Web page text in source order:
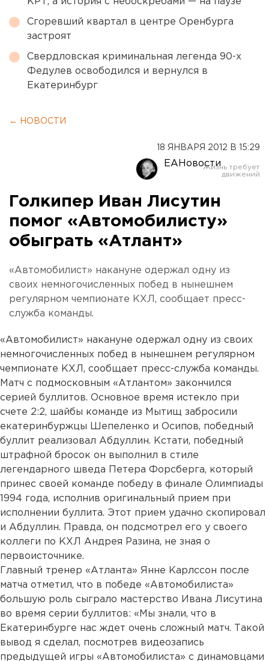
Сгоревший квартал в центре Оренбурга
застроят
Свердловская криминальная легенда 90-х
Федулев освободился и вернулся в
Екатеринбург
← НОВОСТИ
18 ЯНВАРЯ 2012 В 15:29
ЕАНовости
Голкипер Иван Лисутин
помог «Автомобилисту»
обыграть «Атлант»
«Автомобилист» накануне одержал одну из
своих немногочисленных побед в нынешнем
регулярном чемпионате КХЛ, сообщает пресс-
служба команды.
«Автомобилист» накануне одержал одну из своих
немногочисленных побед в нынешнем регулярном
чемпионате КХЛ, сообщает пресс-служба команды.
Матч с подмосковным «Атлантом» закончился
серией буллитов. Основное время истекло при
счете 2:2, шайбы команде из Мытищ забросили
екатеринбуржцы Шепеленко и Осипов, победный
буллит реализовал Абдуллин. Кстати, победный
штрафной бросок он выполнил в стиле
легендарного шведа Петера Форсберга, который
принес своей команде победу в финале Олимпиады
1994 года, исполнив оригинальный прием при
исполнении буллита. Этот прием удачно скопировал
и Абдуллин. Правда, он подсмотрел его у своего
коллеги по КХЛ Андрея Разина, не зная о
первоисточнике.
Главный тренер «Атланта» Янне Карлссон после
матча отметил, что в победе «Автомобилиста»
большую роль сыграло мастерство Ивана Лисутина
во время серии буллитов: «Мы знали, что в
Екатеринбурге нас ждет очень сложный матч. Такой
вывод я сделал, посмотрев видеозапись
предыдущей игры «Автомобилиста» с динамовцами